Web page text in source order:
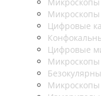
Цифровые
Цифровые
Микроскопы